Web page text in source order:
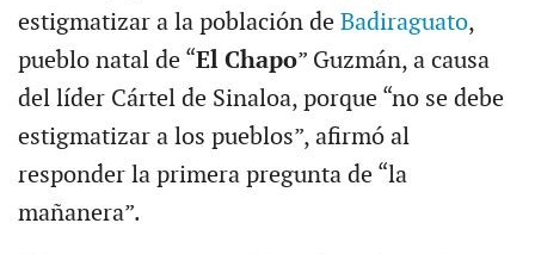
estigmatizar a la población de Badiraguato,
pueblo natal de “El Chapo” Guzmán, a causa
del líder Cártel de Sinaloa, porque “no se debe
estigmatizar a los pueblos”, afirmó al
responder la primera pregunta de “la
mañanera”.